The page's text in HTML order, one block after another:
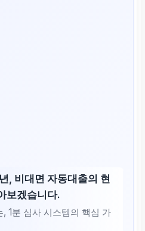
, 비대면 자동대출의 현
보겠습니다.
1분 심사 시스템의 핵심 가